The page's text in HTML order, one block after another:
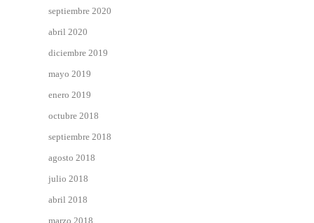
septiembre 2020
abril 2020
diciembre 2019
mayo 2019
enero 2019
octubre 2018
septiembre 2018
agosto 2018
julio 2018
abril 2018
marzo 2018